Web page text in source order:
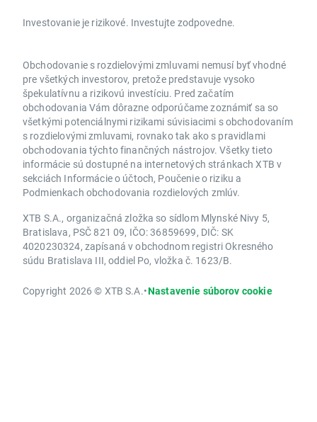
Investovanie je rizikové. Investujte zodpovedne.
Obchodovanie s rozdielovými zmluvami nemusí byť vhodné
pre všetkých investorov, pretože predstavuje vysoko
špekulatívnu a rizikovú investíciu. Pred začatím
obchodovania Vám dôrazne odporúčame zoznámiť sa so
všetkými potenciálnymi rizikami súvisiacimi s obchodovaním
s rozdielovými zmluvami, rovnako tak ako s pravidlami
obchodovania týchto finančných nástrojov. Všetky tieto
informácie sú dostupné na internetových stránkach XTB v
sekciách Informácie o účtoch, Poučenie o riziku a
Podmienkach obchodovania rozdielových zmlúv.
XTB S.A., organizačná zložka so sídlom Mlynské Nivy 5,
Bratislava, PSČ 821 09, IČO: 36859699, DIČ: SK
4020230324, zapísaná v obchodnom registri Okresného
súdu Bratislava III, oddiel Po, vložka č. 1623/B.
Copyright 2026 © XTB S.A.•Nastavenie súborov cookie